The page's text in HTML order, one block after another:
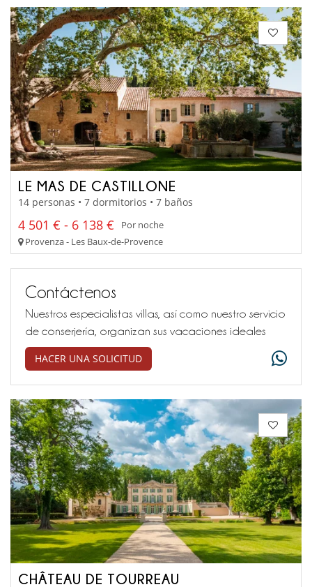
LE MAS DE CASTILLONE
14 personas • 7 dormitorios • 7 baños
4 501 € - 6 138 €
Por noche
Provenza - Les Baux-de-Provence
Contáctenos
Nuestros especialistas villas, así como nuestro servicio
de conserjería, organizan sus vacaciones ideales
HACER UNA SOLICITUD
CHÂTEAU DE TOURREAU